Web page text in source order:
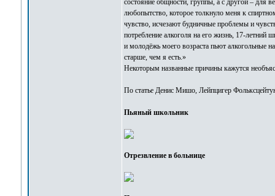
состояние общности, группы, а с другой – для
любопытство, которое толкнуло меня к
чувство, исчезают будничные проблемы и
потребление алкоголя на его жизнь, 17-
и молодёжь моего возраста пьют алкогольные
старше, чем я есть.»
Некоторым названные причины кажутся
По статье Денис Мишо, Лейпцигер
Пьяный школьник
Отрезвление в больнице